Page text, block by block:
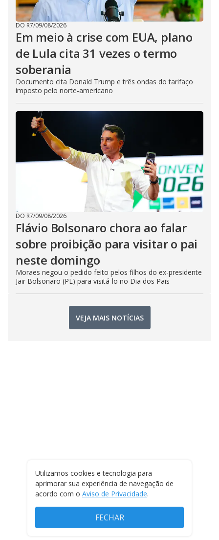
DO R7/09/08/2026
Em meio à crise com EUA, plano
de Lula cita 31 vezes o termo
soberania
Documento cita Donald Trump e três ondas do tarifaço
imposto pelo norte-americano
DO R7/09/08/2026
Flávio Bolsonaro chora ao falar
sobre proibição para visitar o pai
neste domingo
Moraes negou o pedido feito pelos filhos do ex-presidente
Jair Bolsonaro (PL) para visitá-lo no Dia dos Pais
VEJA MAIS NOTÍCIAS
Utilizamos cookies e tecnologia para
aprimorar sua experiência de navegação de
acordo com o Aviso de Privacidade.
FECHAR